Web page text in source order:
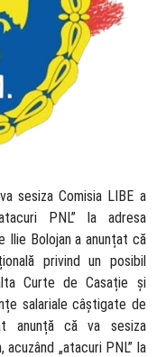
sesiza Comisia LIBE a
PNL” la adresa
Ilie Bolojan a anunțat că
privind un posibil
Curte de Casație și
salariale câștigate de
anunță că va sesiza
acuzând „atacuri PNL” la